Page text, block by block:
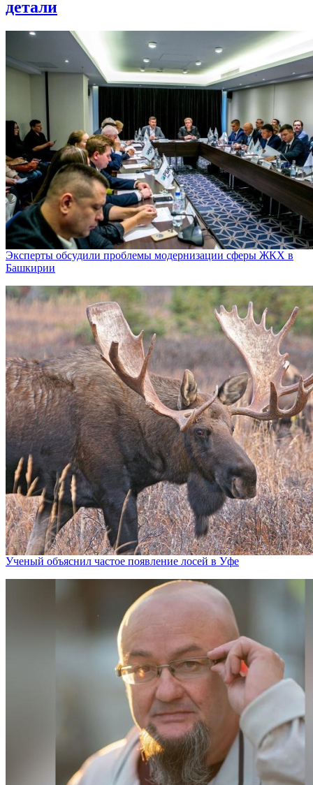
детали
Эксперты обсудили проблемы модернизации сферы ЖКХ в
Башкирии
Ученый объяснил частое появление лосей в Уфе